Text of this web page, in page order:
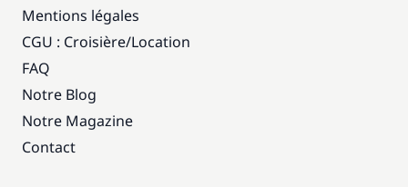
Mentions légales
CGU : Croisière/Location
FAQ
Notre Blog
Notre Magazine
Contact